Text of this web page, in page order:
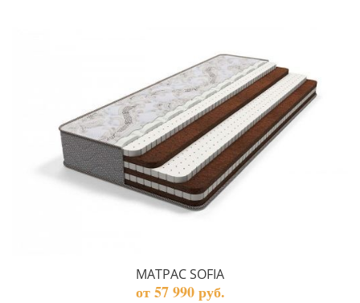
МАТРАС SOFIA
от 57 990 руб.